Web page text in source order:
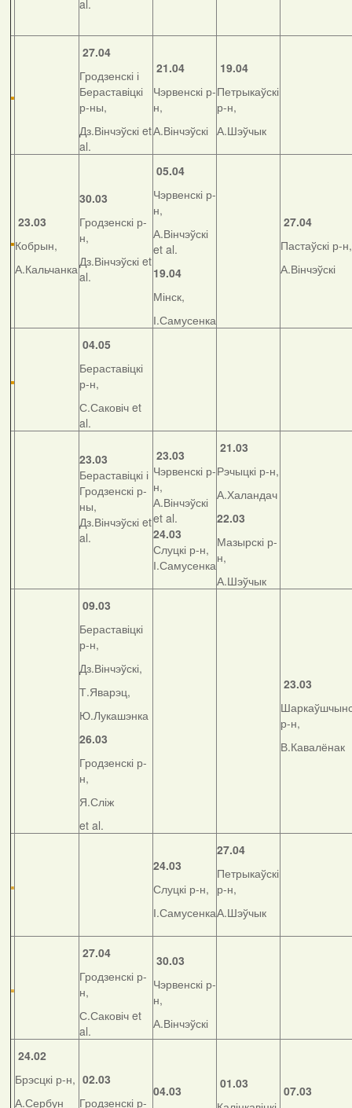
al.
27.04
Гродзенскі і
Бераставіцкі
р-ны,
Дз.Вінчэўскі et
al.
21.04
Чэрвенскі р-
н,
А.Вінчэўскі
19.04
Петрыкаўскі
р-н,
А.Шэўчык
23.03
Кобрын,
А.Кальчанка
30.03
Гродзенскі р-
н,
Дз.Вінчэўскі et
al.
05.04
Чэрвенскі р-
н,
А.Вінчэўскі
et al.
19.04
Мінск,
І.Самусенка
27.04
Пастаўскі р-н,
А.Вінчэўскі
04.05
Бераставіцкі
р-н,
С.Саковіч et
al.
23.03
Бераставіцкі і
Гродзенскі р-
ны,
Дз.Вінчэўскі et
al.
23.03
Чэрвенскі р-
н,
А.Вінчэўскі
et al.
24.03
Слуцкі р-н,
І.Самусенка
21.03
Рэчыцкі р-н,
А.Халандач
22.03
Мазырскі р-
н,
А.Шэўчык
09.03
Бераставіцкі
р-н,
Дз.Вінчэўскі,
Т.Яварэц,
Ю.Лукашэнка
26.03
Гродзенскі р-
н,
Я.Сліж
et al.
23.03
р-н,
В.Кавалёнак
24.03
Слуцкі р-н,
І.Самусенка
27.04
Петрыкаўскі
р-н,
А.Шэўчык
27.04
Гродзенскі р-
н,
С.Саковіч et
al.
30.03
Чэрвенскі р-
н,
А.Вінчэўскі
24.02
Брэсцкі р-н,
А.Сербун
02.03
Гродзенскі р-
04.03
01.03
07.03